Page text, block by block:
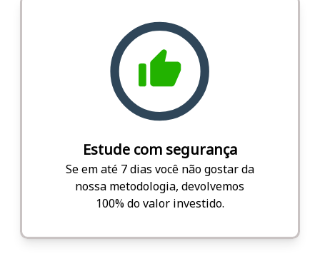
Estude com segurança
Se em até 7 dias você não gostar da
nossa metodologia, devolvemos
100% do valor investido.